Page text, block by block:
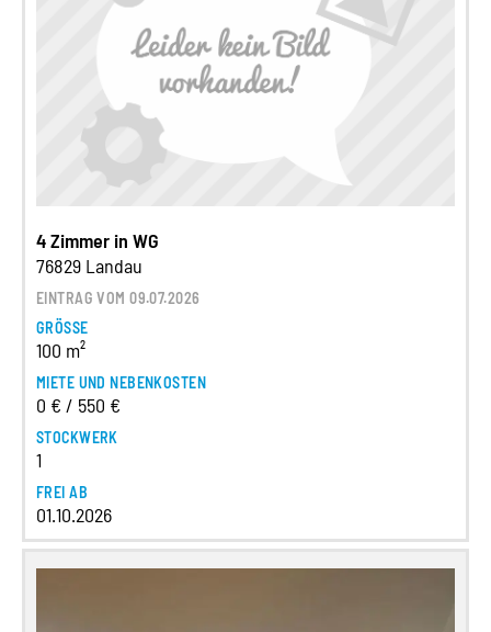
4 Zimmer in WG
76829 Landau
EINTRAG VOM 09.07.2026
GRÖSSE
100 m²
MIETE UND NEBENKOSTEN
0 € / 550 €
STOCKWERK
1
FREI AB
01.10.2026